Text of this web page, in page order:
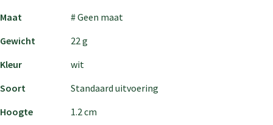
Maat
# Geen maat
Gewicht
22 g
Kleur
wit
Soort
Standaard uitvoering
Hoogte
1.2 cm